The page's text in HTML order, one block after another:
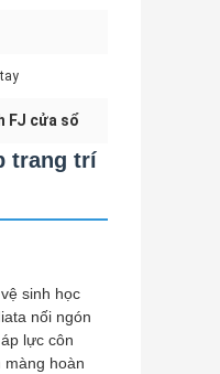
FJ cửa sổ
trang trí
sinh học
nối ngón
lực côn
màng hoàn